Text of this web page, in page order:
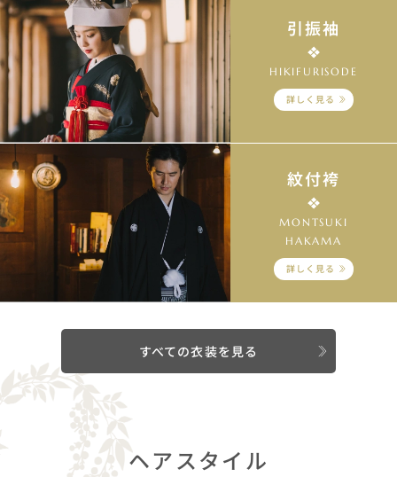
引振袖
HIKIFURISODE
詳しく見る
紋付袴
MONTSUKI
HAKAMA
詳しく見る
すべての衣装を見る
ヘアスタイル